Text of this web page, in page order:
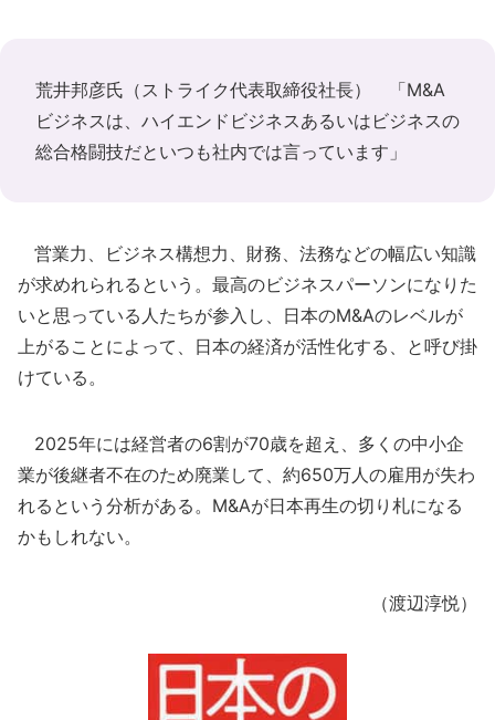
荒井邦彦氏（ストライク代表取締役社長） 「M&A
ビジネスは、ハイエンドビジネスあるいはビジネスの
総合格闘技だといつも社内では言っています」
営業力、ビジネス構想力、財務、法務などの幅広い知識
が求めれられるという。最高のビジネスパーソンになりた
いと思っている人たちが参入し、日本のM&Aのレベルが
上がることによって、日本の経済が活性化する、と呼び掛
けている。
2025年には経営者の6割が70歳を超え、多くの中小企
業が後継者不在のため廃業して、約650万人の雇用が失わ
れるという分析がある。M&Aが日本再生の切り札になる
かもしれない。
（渡辺淳悦）